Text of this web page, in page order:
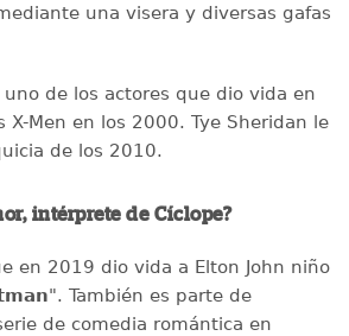
una visera y diversas gafas
uno de los actores que dio vida en
X-Men en los 2000. Tye Sheridan le
de los 2010.
intérprete de Cíclope?
en 2019 dio vida a Elton John niño
". También es parte de
de comedia romántica en